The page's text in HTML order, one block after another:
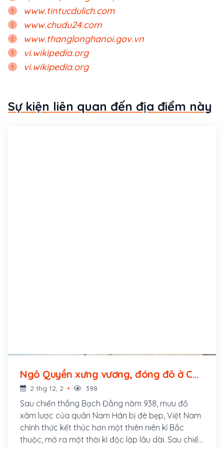
www.tintucdulich.com
www.chudu24.com
www.thanglonghanoi.gov.vn
vi.wikipedia.org
vi.wikipedia.org
Sự kiện liên quan đến địa điểm này
Ngô Quyền xưng vương, đóng đô ở Cổ
Loa (939 - ?)
2 thg 12, 2 398
Sau chiến thắng Bạch Đằng năm 938, mưu đồ
xâm lược của quân Nam Hán bị đè bẹp, Việt Nam
chính thức kết thúc hơn một thiên niên kỉ Bắc
thuộc, mở ra một thời kì độc lập lâu dài. Sau chiến